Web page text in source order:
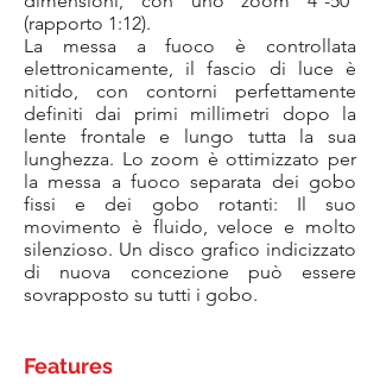
(rapporto 1:12).
La messa a fuoco è controllata
elettronicamente, il fascio di luce è
nitido, con contorni perfettamente
definiti dai primi millimetri dopo la
lente frontale e lungo tutta la sua
lunghezza. Lo zoom è ottimizzato per
la messa a fuoco separata dei gobo
fissi e dei gobo rotanti: Il suo
movimento è fluido, veloce e molto
silenzioso. Un disco grafico indicizzato
di nuova concezione può essere
sovrapposto su tutti i gobo.
Features